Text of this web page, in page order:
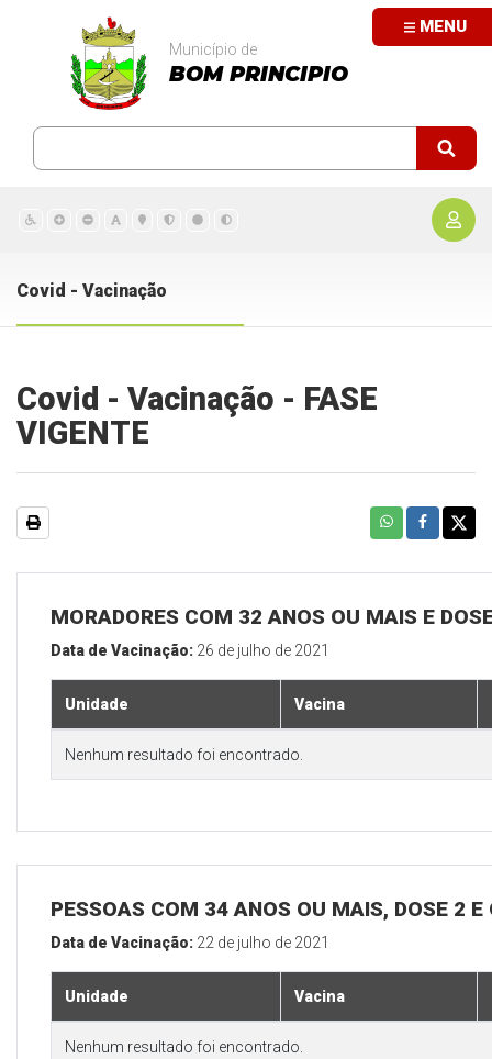
MENU
Município de
BOM PRINCIPIO
Covid - Vacinação
Covid - Vacinação - FASE
VIGENTE
MORADORES COM 32 ANOS OU MAIS E
Data de Vacinação: 26 de julho de 2021
Unidade Vacina
Nenhum resultado foi encontrado.
PESSOAS COM 34 ANOS OU MAIS, DOSE 2 E
Data de Vacinação: 22 de julho de 2021
Unidade Vacina
Nenhum resultado foi encontrado.